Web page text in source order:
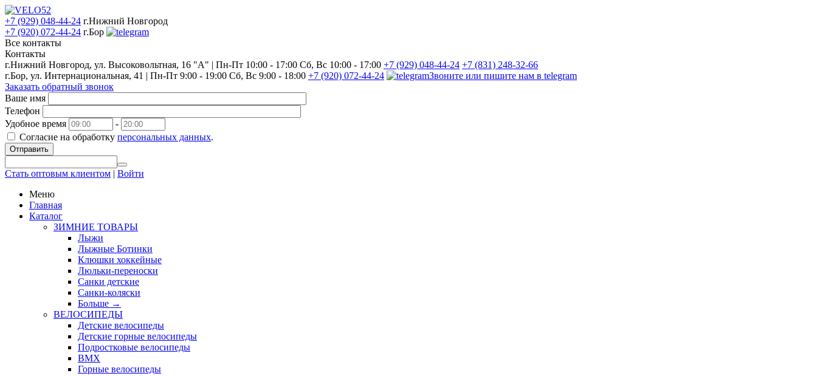
+7 (929) 048-44-24 г.Нижний Новгород
+7 (920) 072-44-24 г.Бор
Все контакты
Контакты
г.Нижний Новгород, ул. Высоковольтная, 16 "А" | Пн-Пт 10:00 - 17:00 Сб, Вс 10:00 - 17:00 +7 (929) 048-44-24 +7 (831) 248-32-66
г.Бор, ул. Интернациональная, 41 | Пн-Пт 9:00 - 19:00 Сб, Вс 9:00 - 18:00 +7 (920) 072-44-24
Звоните или пишите нам в telegram
Заказать обратный звонок
Ваше имя
Телефон
Удобное время
-
Согласие на обработку персональных данных.
Отправить
Стать оптовым клиентом | Войти
Меню
Главная
Каталог
ЗИМНИЕ ТОВАРЫ
Лыжи
Лыжные Ботинки
Клюшки хоккейные
Люльки-переноски
Санки детские
Санки-коляски
Больше →
ВЕЛОСИПЕДЫ
Детские велосипеды
Детские горные велосипеды
Подростковые велосипеды
BMX
Горные велосипеды